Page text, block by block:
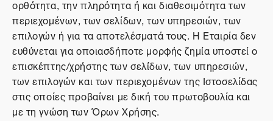
ορθότητα, την πληρότητα ή και διαθεσιμότητα των
περιεχομένων, των σελίδων, των υπηρεσιών, των
επιλογών ή για τα αποτελέσματά τους. Η Εταιρία δεν
ευθύνεται για οποιασδήποτε μορφής ζημία υποστεί ο
επισκέπτης/χρήστης των σελίδων, των υπηρεσιών,
των επιλογών και των περιεχομένων της Ιστοσελίδας
στις οποίες προβαίνει με δική του πρωτοβουλία και
με τη γνώση των Όρων Χρήσης.